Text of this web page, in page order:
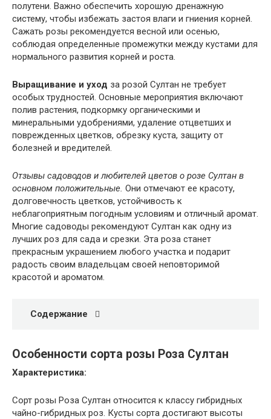
полутени. Важно обеспечить хорошую дренажную
систему, чтобы избежать застоя влаги и гниения корней.
Сажать розы рекомендуется весной или осенью,
соблюдая определенные промежутки между кустами для
нормального развития корней и роста.
Выращивание и уход за розой Султан не требует
особых трудностей. Основные мероприятия включают
полив растения, подкормку органическими и
минеральными удобрениями, удаление отцветших и
поврежденных цветков, обрезку куста, защиту от
болезней и вредителей.
Отзывы садоводов и любителей цветов о розе Султан в
основном положительные. Они отмечают ее красоту,
долговечность цветков, устойчивость к
неблагоприятным погодным условиям и отличный аромат.
Многие садоводы рекомендуют Султан как одну из
лучших роз для сада и срезки. Эта роза станет
прекрасным украшением любого участка и подарит
радость своим владельцам своей неповторимой
красотой и ароматом.
Содержание
Особенности сорта розы Роза Султан
Характеристика:
Сорт розы Роза Султан относится к классу гибридных
чайно-гибридных роз. Кусты сорта достигают высоты